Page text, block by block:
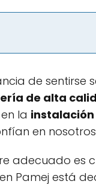
de sentirse
de alta
la instalación
en
adecuado
Pamej está